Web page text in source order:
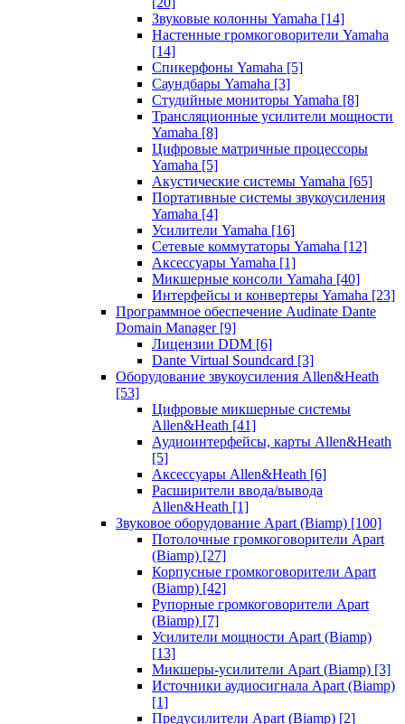
Звуковые колонны Yamaha [14]
Настенные громкоговорители Yamaha
[14]
Спикерфоны Yamaha [5]
Саундбары Yamaha [3]
Студийные мониторы Yamaha [8]
Трансляционные усилители мощности
Yamaha [8]
Цифровые матричные процессоры
Yamaha [5]
Акустические системы Yamaha [65]
Портативные системы звукоусиления
Yamaha [4]
Усилители Yamaha [16]
Сетевые коммутаторы Yamaha [12]
Аксессуары Yamaha [1]
Микшерные консоли Yamaha [40]
Интерфейсы и конвертеры Yamaha [23]
Программное обеспечение Audinate Dante
Domain Manager [9]
Лицензии DDM [6]
Dante Virtual Soundcard [3]
Оборудование звукоусиления Allen&Heath
[53]
Цифровые микшерные системы
Allen&Heath [41]
Аудиоинтерфейсы, карты Allen&Heath
[5]
Аксессуары Allen&Heath [6]
Расширители ввода/вывода
Allen&Heath [1]
Звуковое оборудование Apart (Biamp) [100]
Потолочные громкоговорители Apart
(Biamp) [27]
Корпусные громкоговорители Apart
(Biamp) [42]
Рупорные громкоговорители Apart
(Biamp) [7]
Усилители мощности Apart (Biamp)
[13]
Микшеры-усилители Apart (Biamp) [3]
Источники аудиосигнала Apart (Biamp)
[1]
Предусилители Apart (Biamp) [2]